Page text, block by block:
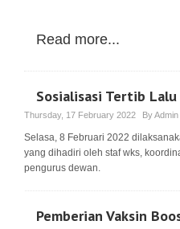
Read more...
Sosialisasi Tertib
Thursday, 17 February 2022 By
Selasa, 8 Februari 2022
yang dihadiri oleh staf wks,
pengurus dewan.
Pemberian Vaksin